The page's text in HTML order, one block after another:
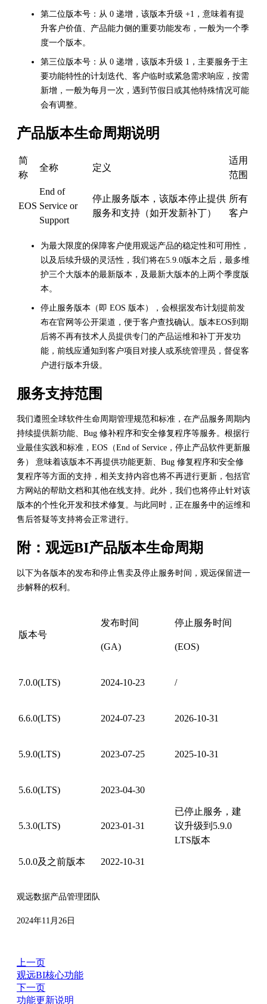
第二位版本号：从 0 递增，该版本升级 +1，意味着有提
升客户价值、产品能力侧的重要功能发布，一般为一个季
度一个版本。
第三位版本号：从 0 递增，该版本升级 1，主要服务于主
要功能特性的计划迭代、客户临时或紧急需求响应，按需
新增，一般为每月一次，遇到节假日或其他特殊情况可能
会有调整。
产品版本生命周期说明
简
称
全称 定义
适用
范围
EOS
End of
Service or
Support
停止服务版本，该版本停止提供
服务和支持（如开发新补丁）
所有
客户
为最大限度的保障客户使用观远产品的稳定性和可用性，
以及后续升级的灵活性，我们将在5.9.0版本之后，最多维
护三个大版本的最新版本，及最新大版本的上两个季度版
本。
停止服务版本（即 EOS 版本），会根据发布计划提前发
布在官网等公开渠道，便于客户查找确认。版本EOS到期
后将不再有技术人员提供专门的产品运维和补丁开发功
能，前线应通知到客户项目对接人或系统管理员，督促客
户进行版本升级。
服务支持范围
我们遵照全球软件生命周期管理规范和标准，在产品服务周期内
持续提供新功能、Bug 修补程序和安全修复程序等服务。根据行
业最佳实践和标准，EOS（End of Service，停止产品软件更新服
务） 意味着该版本不再提供功能更新、Bug 修复程序和安全修
复程序等方面的支持，相关支持内容也将不再进行更新，包括官
方网站的帮助文档和其他在线支持。此外，我们也将停止针对该
版本的个性化开发和技术修复。与此同时，正在服务中的运维和
售后答疑等支持将会正常进行。
附：观远BI产品版本生命周期
以下为各版本的发布和停止售卖及停止服务时间，观远保留进一
步解释的权利。
版本号
发布时间
(GA)
停止服务时间
(EOS)
7.0.0(LTS) 2024-10-23 /
6.6.0(LTS) 2024-07-23 2026-10-31
5.9.0(LTS) 2023-07-25 2025-10-31
5.6.0(LTS) 2023-04-30
已停止服务，建
议升级到5.9.0
LTS版本
5.3.0(LTS) 2023-01-31
5.0.0及之前版本 2022-10-31
观远数据产品管理团队
2024年11月26日
上一页
观远BI核心功能
下一页
功能更新说明